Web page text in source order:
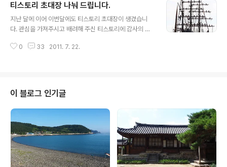
씻지말고 그냥 요리하라고 하는데 .. 인터넷으로 검색하여
법성포 영광굴비 취급하는 곳에 전화를 하여 봤습니다. 이
렇고 저렇고 .. 대략 상황을 설명하고, '노상에서 차량으로
가요?' - 글쎄요. 저희도 눈으로 직접 보지를 못하여 뭐라
티스토리 초대장 나눠 드립니다.
지난 달에 이어 이번달에도 티스토리 초대장이 생겼습니
다. 관심을 가져주시고 배려해 주신 티스토리에 감사의 인
리겠습니다. 이번 달에 나눠 드릴 초대장은 총 7장입니다.
소가 아이디가 되므로 댓글 쓰실때 메일 주소를 알려 주시
고 메일의 유출과 악용이 우려되니 비밀글로 작성하여 주
시길 바랍니다. 나눠 드렸으면 하는 분 1. 나이(연세)가 대
략 40은 넘으신 분(연세가 아주 많으셔도 전혀 상관 없습
니다.) 2. 블로그를 운영하여 보신 분이나 하고 계신 분. 3.
마음이 착한 분. 나눠 드릴 ..
0 33 2011. 7. 22.
이 블로그 인기글